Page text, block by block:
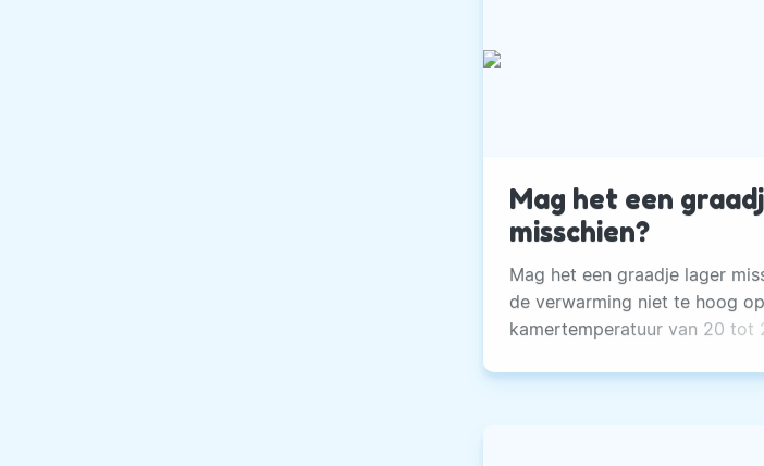
Mag het een
misschien?
Mag het een graadje lager
de verwarming niet te hoog
kamertemperatuur van 20 tot
verwarming zorgt er, in